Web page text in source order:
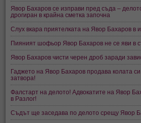
Явор Бахаров се изправи пред съда –
дрогиран в крайна сметка започна
Слух вкара приятелката на Явор Бахаров в
Пияният шофьор Явор Бахаров не се яви в
Явор Бахаров чисти черен дроб заради
Гаджето на Явор Бахаров продава колата
затвора!
Фалстарт на делото! Адвокатите на Явор
в Разлог!
Съдът ще заседава по делото срещу Явор